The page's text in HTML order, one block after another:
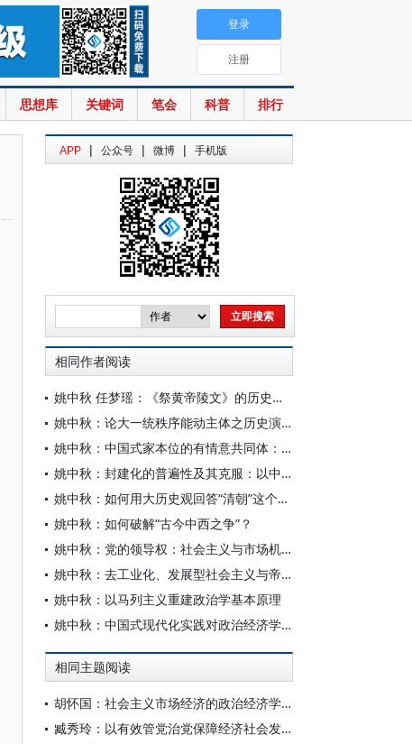
思想库 关键词 笔会 科普 排行
登录
注册
APP | 公众号 | 微博 | 手机版
相同作者阅读
姚中秋 任梦瑶：《祭黄帝陵文》的历史政治学解读
姚中秋：论大一统秩序能动主体之历史演变
姚中秋：中国式家本位的有情意共同体：事实、规范与路径
姚中秋：封建化的普遍性及其克服：以中国为方法的历史政治学研究
姚中秋：如何用大历史观回答“清朝”这个思想难题？
姚中秋：如何破解“古今中西之争”？
姚中秋：党的领导权：社会主义与市场机制辩证统一的能动性中介
姚中秋：去工业化、发展型社会主义与帝国主义的消亡
姚中秋：以马列主义重建政治学基本原理
姚中秋：中国式现代化实践对政治经济学、历史唯物主义的理论意义
相同主题阅读
胡怀国：社会主义市场经济的政治经济学解析
臧秀玲：以有效管党治党保障经济社会发展的历程与经验